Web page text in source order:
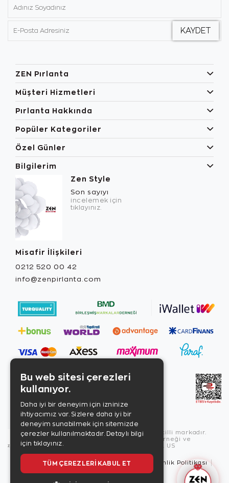
ZEN Pırlanta
Müşteri Hizmetleri
Pırlanta Hakkında
Popüler Kategoriler
Özel Günler
Bilgilerim
Zen Style
Son sayıyı
incelemek için
tıklayınız.
Misafir İlişkileri
0212 520 00 42
info@zenpirlanta.com
Copyright © 2026, Zen Diamond tescilli markadır.
Zen Diamond Birleşmiş Markalar Derneği ve
Turquality Destek Programı üyesidir. US
Kullanım Şartları Gizlilik İlkeleri
Güvenlik Politikası
Bu web sitesi çerezleri
kullanıyor.
Daha iyi bir deneyim için izninize
ihtiyacımız var. Sizlere daha iyi bir
deneyim sunabilmek için sitemizde
çerezler kullanılmaktadır. Detaylı bilgi
için tıklayınız.
TÜM ÇEREZLERI KABUL ET